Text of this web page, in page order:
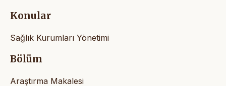
Konular
Sağlık Kurumları Yönetimi
Bölüm
Araştırma Makalesi